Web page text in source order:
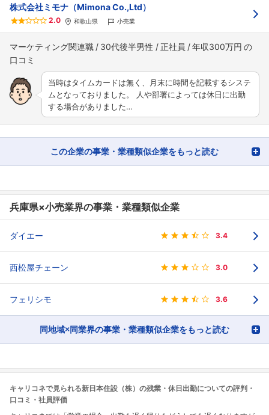
株式会社ミモナ（Mimona Co.,Ltd）
2.0 和歌山県 小売業
マーケティング関連職 30代後半男性 正社員 年収300万円
当時はタイムカードは無く、月末に時間を記載するシステ
ムとなっておりました。 人や部署によっては休日に出勤
する場合がありました…
この企業の事業・業種類似企業をもっと読む
兵庫県×小売業界の事業・業種類似企業
ダイエー 3.4
西松屋チェーン 3.0
フェリシモ 3.6
同地域×同業界の事業・業種類似企業をもっと読む
キャリコネで見られる新日本住設（株）の残業・休日出勤についての評判・
口コミ・社員評価